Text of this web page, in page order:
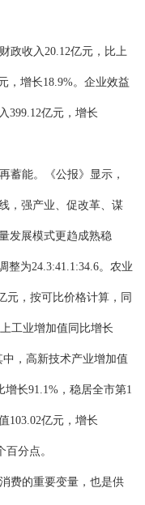
政收入20.12亿元，比上
，增长18.9%。企业效益
399.12亿元，增长
蓄能。 《公报》显示，
，强产业、促改革、谋
发展模式更趋成熟稳
整为24.3:41.1:34.6。农业
元，按可比价格计算，同
工业增加值同比增长
中，高新技术产业增加值
增长91.1%，稳居全市第1
103.02亿元，增长
百分点。
费的重要变量，也是供